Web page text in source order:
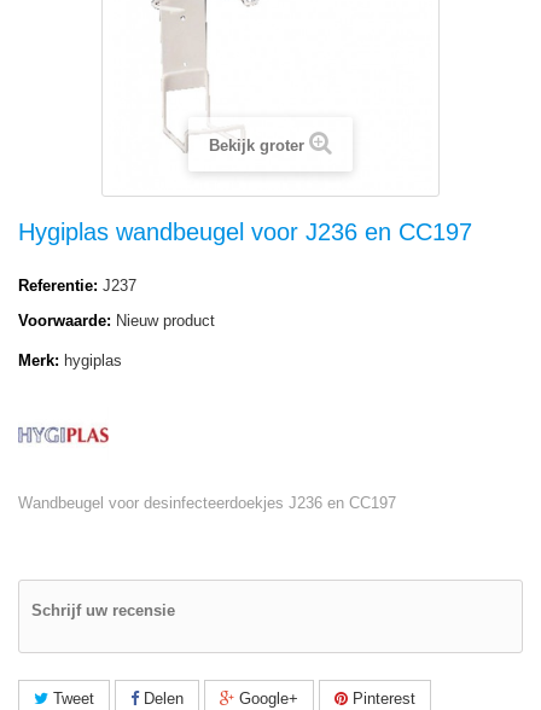
Bekijk groter
Hygiplas wandbeugel voor J236 en CC197
Referentie: J237
Voorwaarde: Nieuw product
Merk: hygiplas
Wandbeugel voor desinfecteerdoekjes J236 en CC197
Schrijf uw recensie
Tweet Delen Google+ Pinterest